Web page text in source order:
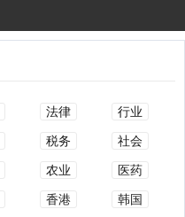
法律 行业
税务 社会
农业 医药
香港 韩国